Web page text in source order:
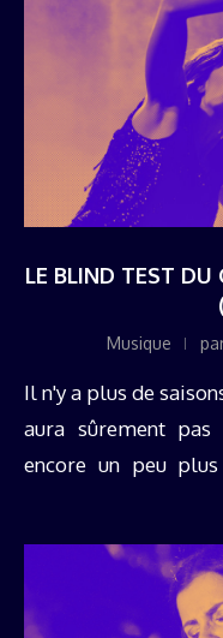
LE BLIND TEST DU
Musique
Il n'y a plus de
aura sûrement pas
encore un peu